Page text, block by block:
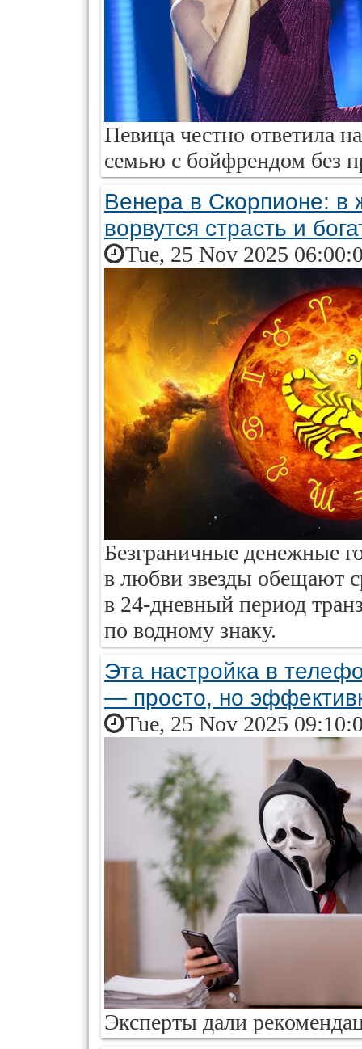
Певица честно ответила
семью с бойфрендом без
Венера в Скорпионе: в
ворвутся страсть и
Tue, 25 Nov 2025
Безграничные денежные
в любви звезды обещают
в 24-дневный период
по водному знаку.
Эта настройка в
— просто, но
Tue, 25 Nov 2025
Эксперты дали